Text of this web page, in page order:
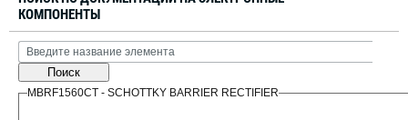
КОМПОНЕНТЫ
Поиск
MBRF1560CT - SCHOTTKY BARRIER RECTIFIER